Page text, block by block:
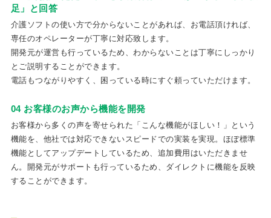
足」と回答
介護ソフトの使い方で分からないことがあれば、お電話頂ければ、
専任のオペレーターが丁寧に対応致します。
開発元が運営も行っているため、わからないことは丁寧にしっかり
とご説明することができます。
電話もつながりやすく、困っている時にすぐ頼っていただけます。
04 お客様のお声から機能を開発
お客様から多くの声を寄せられた「こんな機能がほしい！」という
機能を、他社では対応できないスピードでの実装を実現。ほぼ標準
機能としてアップデートしているため、追加費用はいただきませ
ん。開発元がサポートも行っているため、ダイレクトに機能を反映
することができます。